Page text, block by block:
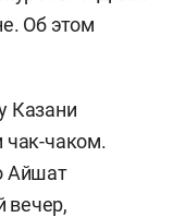
Об этом
Казани
чак-чаком.
Айшат
вечер,